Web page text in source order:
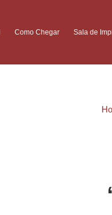
Como Chegar Sala de